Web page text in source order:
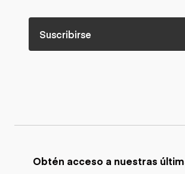
Suscribirse
Obtén acceso a nuestras